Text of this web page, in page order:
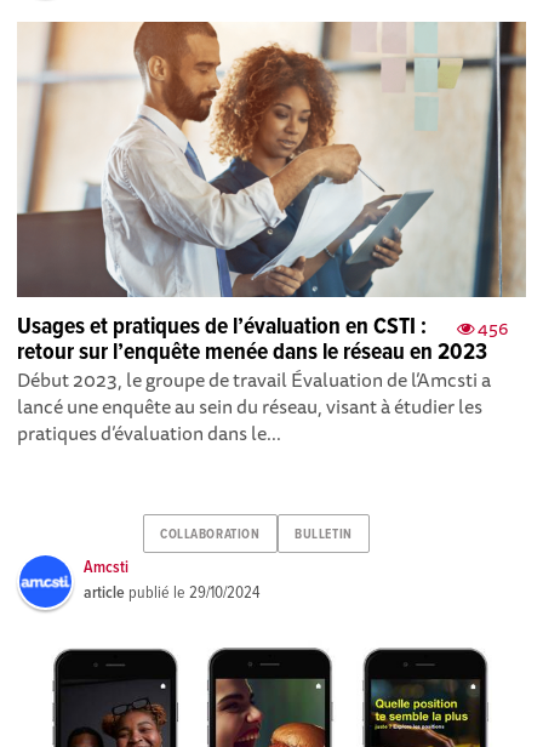
456
Usages et pratiques de l’évaluation en CSTI :
retour sur l’enquête menée dans le réseau en 2023
Début 2023, le groupe de travail Évaluation de l’Amcsti a
lancé une enquête au sein du réseau, visant à étudier les
pratiques d’évaluation dans le...
COLLABORATION BULLETIN
Amcsti
article publié le29/10/2024